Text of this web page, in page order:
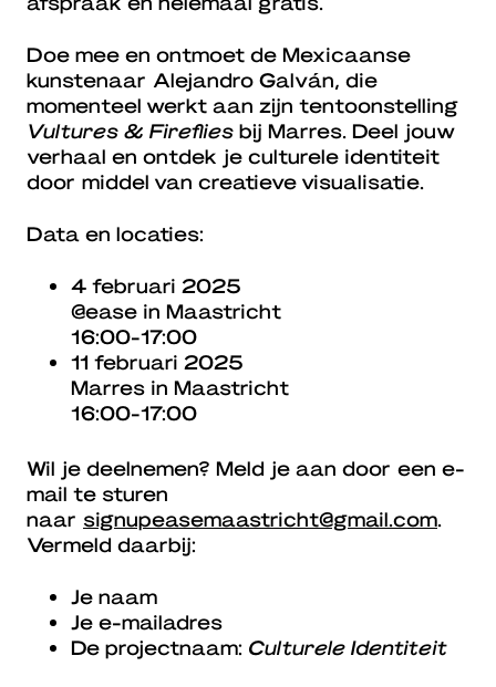
Doe mee en ontmoet de Mexicaanse
kunstenaar Alejandro Galván, die
momenteel werkt aan zijn tentoonstelling
Vultures & Fireflies bij Marres. Deel jouw
verhaal en ontdek je culturele identiteit
door middel van creatieve visualisatie.
Data en locaties:
4 februari 2025
@ease in Maastricht
16:00-17:00
11 februari 2025
Marres in Maastricht
16:00-17:00
Wil je deelnemen? Meld je aan door een e-
mail te sturen
naar signupeasemaastricht@gmail.com
Vermeld daarbij:
Je naam
Je e-mailadres
De projectnaam: Culturele Identiteit